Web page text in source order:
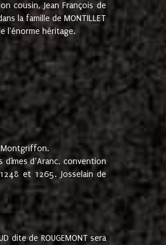
cousin, Jean François de
la famille de MONTILLET
l'énorme héritage.
Montgriffon.
dîmes d’Aranc, convention
et 1265. Josselain de
dite de ROUGEMONT sera